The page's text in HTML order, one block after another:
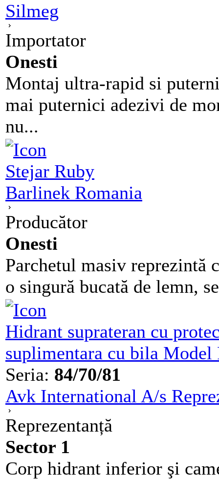
Silmeg
Importator
Onesti
Montaj ultra-rapid si
mai puternici adezivi de
nu...
Stejar Ruby
Barlinek Romania
Producător
Onesti
Parchetul masiv reprezintă
o singură bucată de lemn,
Hidrant suprateran cu
suplimentara cu bila Model
Seria: 84/70/81
Avk International A/s
Reprezentanță
Sector 1
Corp hidrant inferior şi